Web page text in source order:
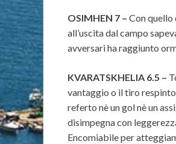
OSIMHEN 7 – Con quello
all’uscita dal campo
avversari ha raggiunto
KVARATSKHELIA 6.5 –
vantaggio o il tiro
referto nè un gol nè un
disimpegna con
Encomiabile per